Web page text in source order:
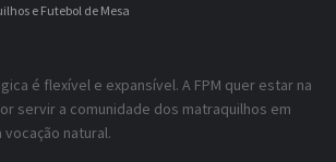
e Futebol de Mesa
é flexível e expansível. A FPM quer estar na
servir a comunidade dos matraquilhos em
natural.